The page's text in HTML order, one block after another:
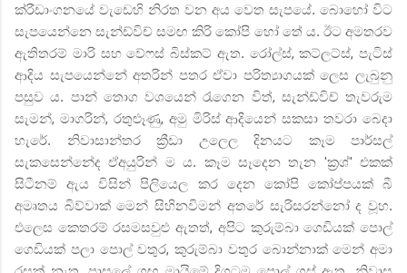
ක්රීඩාංගනයේ වැඩෙහි නිරත වන අය වෙත සැපයේ. බොහෝ විට
සැපයෙන්නෙ සැන්ඩ්විච් සමඟ කිරි කෝපි හෝ තේ ය. ඊට අමතරව
ඇතිතරම් මාරි සහ වේෆස් බිස්කට් ඇත. රෝල්ස්,කට්ලට්ස්, පැටිස්
ආදිය සැපයෙන්නේ අතරින් පතර ඒවා පරිත්‍යාගයක් ලෙස ලැබුනු
පසුව ය. පාන් තොග වශයෙන් රැගෙන විත්, සැන්ඩ්විච් තැවරුම
සැමන්, මාගරින්, රතුළූණු, අමු මිරිස් ආදියෙන් සකසා තවරා බෙදා
හැරේ. නිවාසාන්තර ක්‍රීඩා උලෙල දිනයට කෑම පාර්සල්
සැකසෙන්නේද ඒඅයුරින් ම ය. කෑම සෑදෙන තැන 'ක්‍රශ්' එකක්
සිටීනම් ඇය විසින් පිලියෙල කර දෙන කෝපි කෝප්පයක් බී
අමෘතය බිව්වාක් මෙන් සිහිනවිමන් අතරේ සැරිසරන්නෝ ද වූහ.
එලෙස කෙතරම් රසමසවුළු ඇතත්, අපිට කුරුම්බා ගෙඩියක් පොල්
ගෙඩියක් පලා පොල් වතුර, කුරුම්බා වතුර බොන්නාක් මෙන් අමා